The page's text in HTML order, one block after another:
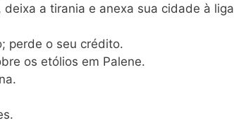
a tirania e anexa sua cidade à liga
perde o seu crédito.
os etólios em Palene.